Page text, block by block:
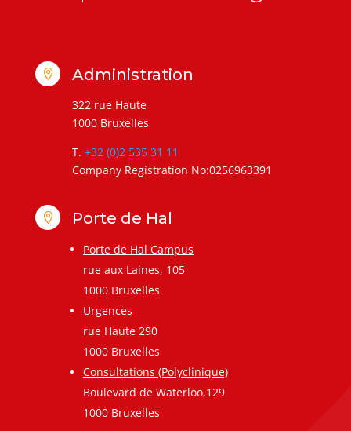
 Administration
322 rue Haute
1000 Bruxelles
T. +32 (0)2 535 31 11
Company Registration No:0256963391
 Porte de Hal
Porte de Hal Campus
rue aux Laines, 105
1000 Bruxelles
Urgences
rue Haute 290
1000 Bruxelles
Consultations (Polyclinique)
Boulevard de Waterloo,129
1000 Bruxelles